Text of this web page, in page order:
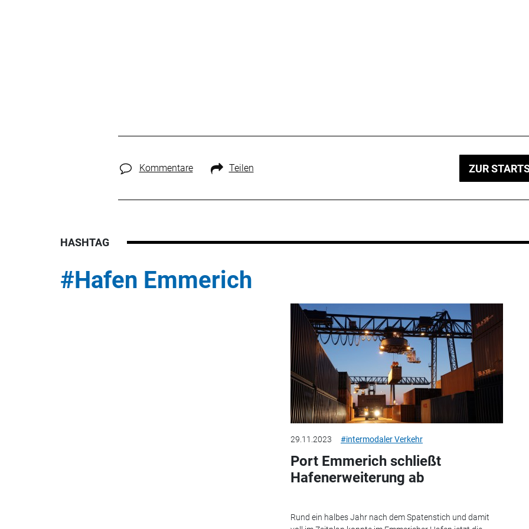
Kommentare Teilen ZUR
HASHTAG
#Hafen Emmerich
29.11.2023 #intermodaler Verkehr
Port Emmerich schließt
Hafenerweiterung ab
Rund ein halbes Jahr nach dem Spatenstich und damit